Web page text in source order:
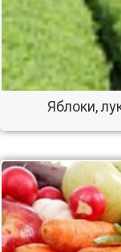
Яблоки,